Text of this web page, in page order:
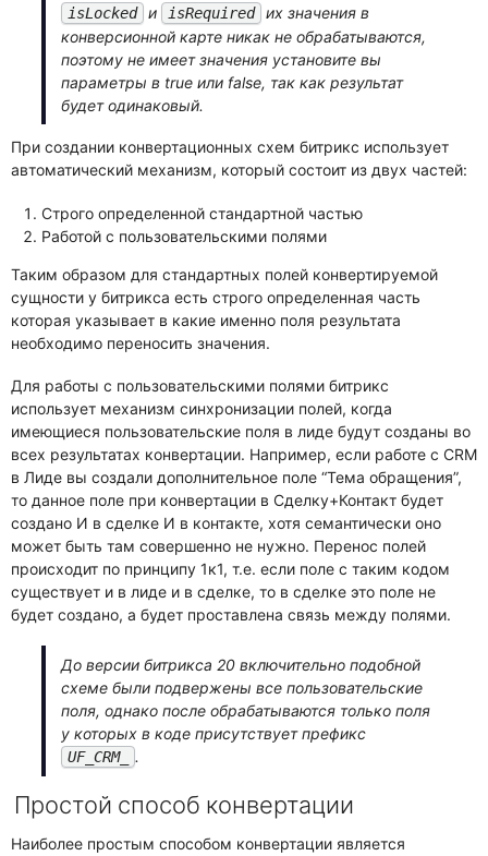
isLocked и isRequired
их значения в
конверсионной карте никак не обрабатываются,
поэтому не имеет значения установите вы
параметры в true или false, так как результат
будет одинаковый.
При создании конвертационных схем битрикс использует
автоматический механизм, который состоит из двух частей:
Строго определенной стандартной частью
Работой с пользовательскими полями
Таким образом для стандартных полей конвертируемой
сущности у битрикса есть строго определенная часть
которая указывает в какие именно поля результата
необходимо переносить значения.
Для работы с пользовательскими полями битрикс
использует механизм синхронизации полей, когда
имеющиеся пользовательские поля в лиде будут созданы во
всех результатах конвертации. Например, если работе с CRM
в Лиде вы создали дополнительное поле “Тема обращения”,
то данное поле при конвертации в Сделку+Контакт будет
создано И в сделке И в контакте, хотя семантически оно
может быть там совершенно не нужно. Перенос полей
происходит по принципу 1к1, т.е. если поле с таким кодом
существует и в лиде и в сделке, то в сделке это поле не
будет создано, а будет проставлена связь между полями.
До версии битрикса 20 включительно подобной
схеме были подвержены все пользовательские
поля, однако после обрабатываются только поля
у которых в коде присутствует префикс
UF_CRM_ .
Простой способ конвертации
Наиболее простым способом конвертации является